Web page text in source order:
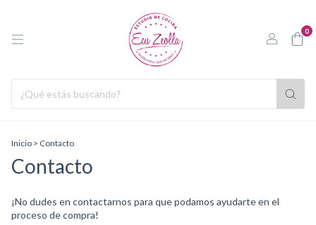
0
Inicio > Contacto
Contacto
¡No dudes en contactarnos para que podamos ayudarte en el
proceso de compra!